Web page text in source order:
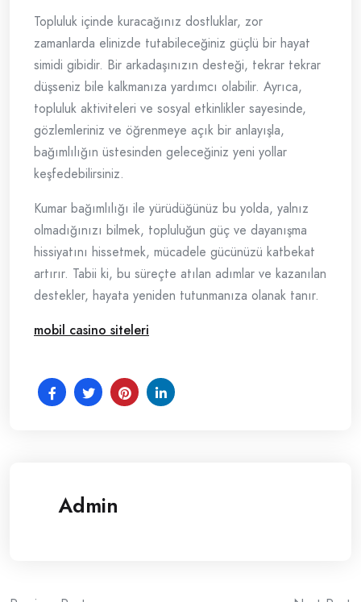
Topluluk içinde kuracağınız dostluklar, zor
zamanlarda elinizde tutabileceğiniz güçlü bir hayat
simidi gibidir. Bir arkadaşınızın desteği, tekrar tekrar
düşseniz bile kalkmanıza yardımcı olabilir. Ayrıca,
topluluk aktiviteleri ve sosyal etkinlikler sayesinde,
gözlemleriniz ve öğrenmeye açık bir anlayışla,
bağımlılığın üstesinden geleceğiniz yeni yollar
keşfedebilirsiniz.
Kumar bağımlılığı ile yürüdüğünüz bu yolda, yalnız
olmadığınızı bilmek, topluluğun güç ve dayanışma
hissiyatını hissetmek, mücadele gücünüzü katbekat
artırır. Tabii ki, bu süreçte atılan adımlar ve kazanılan
destekler, hayata yeniden tutunmanıza olanak tanır.
mobil casino siteleri
Admin